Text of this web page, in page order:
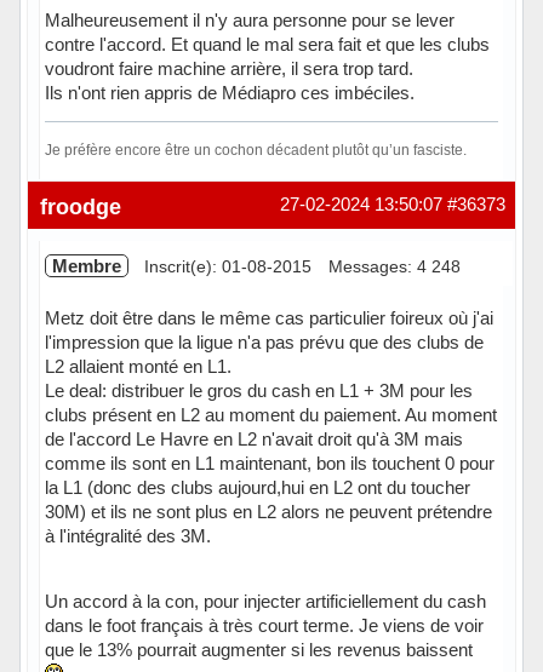
Malheureusement il n'y aura personne pour se lever
contre l'accord. Et quand le mal sera fait et que les clubs
voudront faire machine arrière, il sera trop tard.
Ils n'ont rien appris de Médiapro ces imbéciles.
Je préfère encore être un cochon décadent plutôt qu’un fasciste.
Hors ligne #36373
27-02-2024 13:50:07
froodge
Membre Inscrit(e): 01-08-2015 Messages: 4 248
Metz doit être dans le même cas particulier foireux où j'ai
l'impression que la ligue n'a pas prévu que des clubs de
L2 allaient monté en L1.
Le deal: distribuer le gros du cash en L1 + 3M pour les
clubs présent en L2 au moment du paiement. Au moment
de l'accord Le Havre en L2 n'avait droit qu'à 3M mais
comme ils sont en L1 maintenant, bon ils touchent 0 pour
la L1 (donc des clubs aujourd,hui en L2 ont du toucher
30M) et ils ne sont plus en L2 alors ne peuvent prétendre
à l'intégralité des 3M.
Un accord à la con, pour injecter artificiellement du cash
dans le foot français à très court terme. Je viens de voir
que le 13% pourrait augmenter si les revenus baissent